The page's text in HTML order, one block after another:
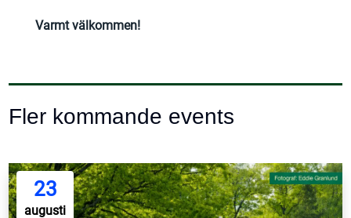
Varmt välkommen!
Fler kommande events
23
augusti